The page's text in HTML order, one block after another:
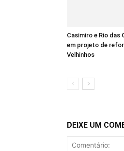
Casimiro e Rio das
em projeto de
Velhinhos
DEIXE UM